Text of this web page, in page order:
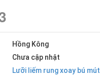
Hồng Kông
Chưa cập nhật
Lưỡi liếm rung xoay bú mút